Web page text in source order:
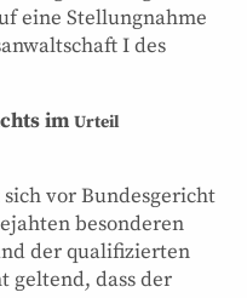
eine Stellungnahme
I des
im Urteil
vor Bundesgericht
besonderen
der qualifizierten
geltend, dass der